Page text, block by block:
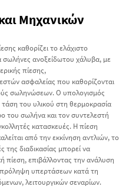
Μηχανικών
καθορίζει το ελάχιστο
σωλήνες ανοξείδωτου χάλυβα, με
πίεσης,
ασφαλείας που καθορίζονται
σωληνώσεων. Ο υπολογισμός
του υλικού στη θερμοκρασία
του σωλήνα και τον συντελεστή
κατασκευές. Η πίεση
από την εκκίνηση αντλιών, το
της διαδικασίας μπορεί να
πίεση, επιβάλλοντας την ανάλυση
υπερτάσεων κατά τη
λειτουργικών σεναρίων.